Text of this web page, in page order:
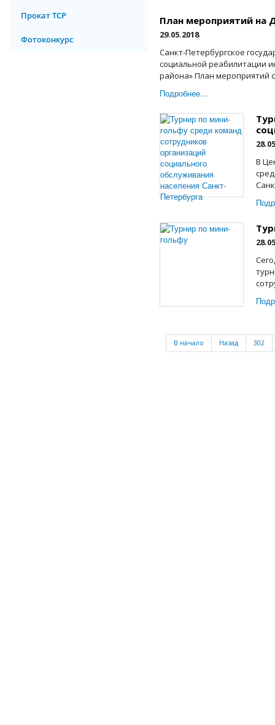
Прокат ТСР
Фотоконкурс
План мероприятий на
29.05.2018
Санкт-Петербургское
социальной реабилитации
района» План мероприятий
Подробнее...
В
В начало Назад 302